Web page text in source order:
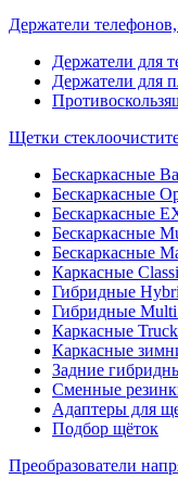
Держатели
Держатели для
Держатели для
Щетки
Бескаркасные
Бескаркасные
Бескаркасные
Бескаркасные
Бескаркасные
Каркасные
Гибридные
Гибридные
Каркасные
Каркасные
Задние
Сменные
Адаптеры для
Подбор щёток
Преобразователи